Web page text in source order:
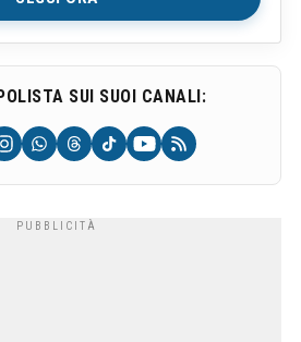
SUI SUOI CANALI: